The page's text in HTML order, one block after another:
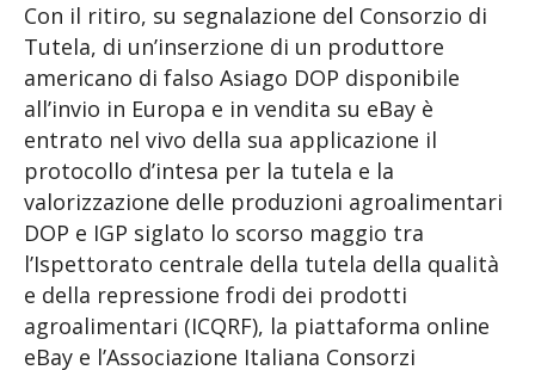
Con il ritiro, su segnalazione del Consorzio di
Tutela, di un’inserzione di un produttore
americano di falso Asiago DOP disponibile
all’invio in Europa e in vendita su eBay è
entrato nel vivo della sua applicazione il
protocollo d’intesa per la tutela e la
valorizzazione delle produzioni agroalimentari
DOP e IGP siglato lo scorso maggio tra
l’Ispettorato centrale della tutela della qualità
e della repressione frodi dei prodotti
agroalimentari (ICQRF), la piattaforma online
eBay e l’Associazione Italiana Consorzi